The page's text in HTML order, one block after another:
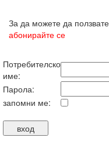
За да можете да
абонирайте се
Потребителско
име:
Парола:
запомни ме: